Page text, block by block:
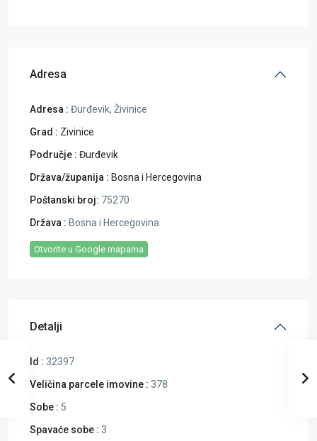
Adresa
Adresa : Đurđevik, Živinice
Grad : Zivinice
Područje : Đurđevik
Država/županija : Bosna i Hercegovina
Poštanski broj: 75270
Država : Bosna i Hercegovina
Otvorite u Google mapama
Detalji
Id : 32397
Veličina parcele imovine : 378
Sobe : 5
Spavaće sobe : 3